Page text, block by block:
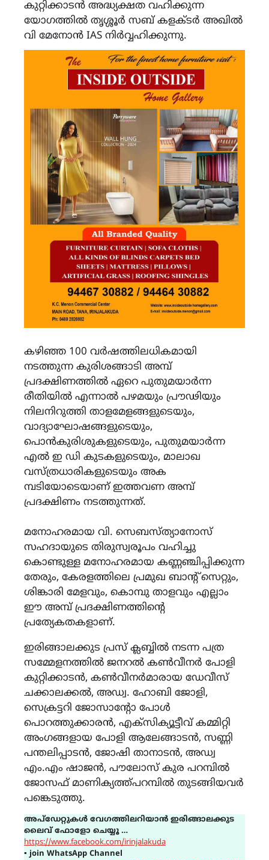
കുറ്റിക്കാടൻ അദ്ധ്യക്ഷത വഹിക്കുന്ന
യോഗത്തിൽ തൃശ്ശൂർ സബ് കളക്‌ടർ അഖിൽ
വി മേനോൻ IAS നിർവ്വഹിക്കുന്നു.
കഴിഞ്ഞ 100 വർഷത്തിലധികമായി
നടത്തുന്ന കുരിശങ്ങാടി അമ്പ്
പ്രദക്ഷിണത്തിൽ ഏറെ പുതുമയാർന്ന
രീതിയിൽ എന്നാൽ പഴമയും പ്രൗഢിയും
നിലനിറുത്തി താളമേളങ്ങളുടെയും,
വാദ്യാഘോഷങ്ങളുടെയും,
പൊൻകുരിശുകളുടെയും, പുതുമയാർന്ന
എൽ ഇ ഡി കുടകളുടെയും, മാലാഖ
വസ്ത്രധാരികളുടെയും അക
മ്പടിയോടെയാണ് ഇത്തവണ അമ്പ്
പ്രദക്ഷിണം നടത്തുന്നത്.
മനോഹരമായ വി. സെബസ്ത്യാനോസ്
സഹദായുടെ തിരുസ്വരൂപം വഹിച്ചു
കൊണ്ടുള്ള മനോഹരമായ കണ്ണഞ്ചിപ്പിക്കുന്ന
തേരും, കേരളത്തിലെ പ്രമുഖ ബാൻ്റ് സെറ്റും,
ശിങ്കാരി മേളവും, കൊമ്പു താളവും എല്ലാം
ഈ അമ്പ് പ്രദക്ഷിണത്തിൻ്റെ
പ്രത്യേകതകളാണ്.
ഇരിങ്ങാലക്കുട പ്രസ് ക്ലബ്ബിൽ നടന്ന പത്ര
സമ്മേളനത്തിൽ ജനറൽ കൺവീനർ പോളി
കുറ്റിക്കാടൻ, കൺവീനർമാരായ ഡേവീസ്
ചക്കാലക്കൽ, അഡ്വ. ഹോബി ജോളി,
സെക്രട്ടറി ജോസാന്റോ പോൾ
പൊറത്തുക്കാരൻ, എക്‌സിക്യൂട്ടീവ് കമ്മിറ്റി
അംഗങ്ങളായ പോളി ആലേങ്ങാടൻ, സണ്ണി
പന്തലിപ്പാടൻ, ജോഷി താനാടൻ, അഡ്വ
എം.എം ഷാജൻ, പൗലോസ് കുര പറമ്പിൽ
ജോസഫ് മാണിക്യത്ത്‌പറമ്പിൽ തുടങ്ങിയവർ
പങ്കെടുത്തു.
അപ്ഡേറ്റുകൾ വേഗത്തിലറിയാൻ ഇരിങ്ങാലക്കുട
ലൈവ് ഫോളോ ചെയ്യൂ …
https://www.facebook.com/irinjalakuda
▪join WhatsApp Channel